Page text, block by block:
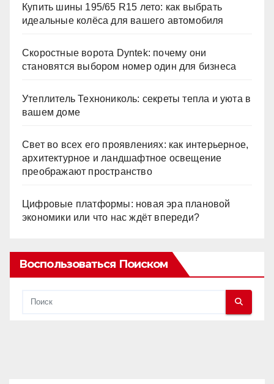
Купить шины 195/65 R15 лето: как выбрать
идеальные колёса для вашего автомобиля
Скоростные ворота Dyntek: почему они
становятся выбором номер один для бизнеса
Утеплитель Технониколь: секреты тепла и уюта в
вашем доме
Свет во всех его проявлениях: как интерьерное,
архитектурное и ландшафтное освещение
преображают пространство
Цифровые платформы: новая эра плановой
экономики или что нас ждёт впереди?
Воспользоваться Поиском